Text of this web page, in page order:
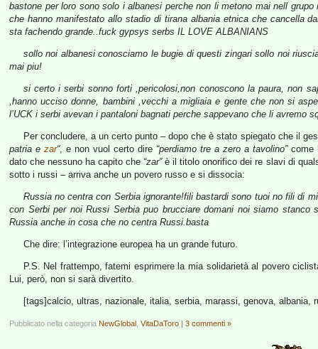
bastone per loro sono solo i albanesi perche non li metono mai nell
che hanno manifestato allo stadio di tirana albania etnica che cancella
sta fachendo grande..fuck gypsys serbs IL LOVE ALBANIANS
sollo noi albanesi conosciamo le bugie di questi zingari sollo noi
mai piu!
si certo i serbi sonno forti ,pericolosi,non conoscono la paura, non
,hanno ucciso donne, bambini ,vecchi a migliaia e gente che non si
l’UCK i serbi avevan i pantaloni bagnati perche sappevano che li avremo
Per concludere, a un certo punto – dopo che è stato spiegato che il
patria e zar“, e non vuol certo dire “perdiamo tre a zero a tavolino”come
dato che nessuno ha capito che “zar”è il titolo onorifico dei re slavi di
sotto i russi – arriva anche un povero russo e si dissocia:
Russia no centra con Serbia ignorante!fili bastardi sono tuoi no fili di
con Serbi per noi Russi Serbia puo brucciare domani noi siamo stanco
Russia anche in cosa che no centra Russi.basta
Che dire: l’integrazione europea ha un grande futuro.
P.S. Nel frattempo, fatemi esprimere la mia solidarietà al povero
Lui, però, non si sarà divertito.
[tags]calcio, ultras, nazionale, italia, serbia, marassi, genova,
Pubblicato nella categoria NewGlobal VitaDaToro | 3 commenti »